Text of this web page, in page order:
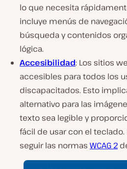
lo que necesita
incluye menús de
búsqueda y contenidos
lógica.
Accesibilidad: Los sitios
accesibles para todos los
discapacitados. Esto
alternativo para las
texto sea legible y
fácil de usar con el
seguir las normas WCAG 2